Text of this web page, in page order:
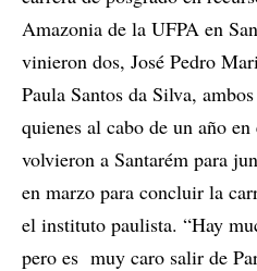
Amazonia de la UFPA en
vinieron dos, José Pedro
Paula Santos da Silva,
quienes al cabo de un año
volvieron a Santarém para
en marzo para concluir la
el instituto paulista. “Hay
pero es muy caro salir de